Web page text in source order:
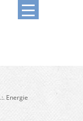
.:. Energie